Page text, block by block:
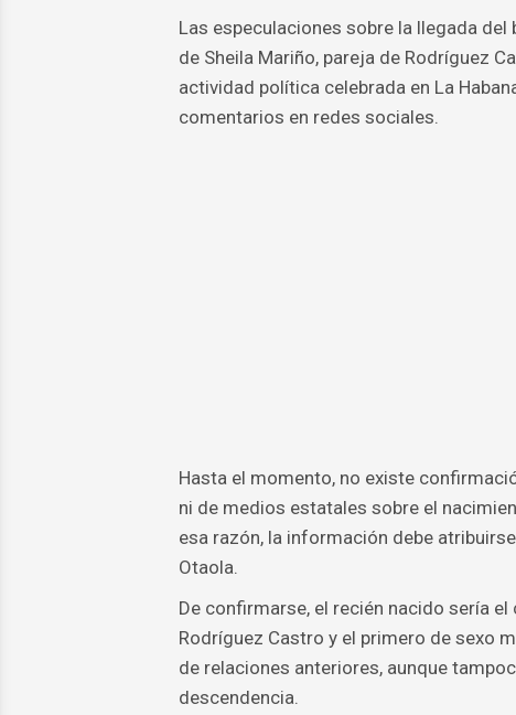
Las especulaciones sobre la llegada
de Sheila Mariño, pareja de Rodríguez
actividad política celebrada en La
comentarios en redes sociales.
Hasta el momento, no existe
ni de medios estatales sobre el
esa razón, la información debe
Otaola.
De confirmarse, el recién nacido sería
Rodríguez Castro y el primero de sexo
de relaciones anteriores, aunque
descendencia.